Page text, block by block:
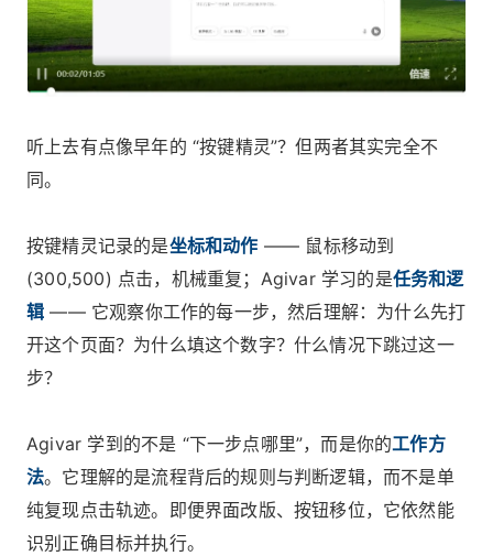
听上去有点像早年的 “按键精灵”？但两者其实完全不
同。
按键精灵记录的是坐标和动作 —— 鼠标移动到
(300,500) 点击，机械重复；Agivar 学习的是任务和逻
辑 —— 它观察你工作的每一步，然后理解：为什么先打
开这个页面？为什么填这个数字？什么情况下跳过这一
步？
Agivar 学到的不是 “下一步点哪里”，而是你的工作方
法。它理解的是流程背后的规则与判断逻辑，而不是单
纯复现点击轨迹。即便界面改版、按钮移位，它依然能
识别正确目标并执行。